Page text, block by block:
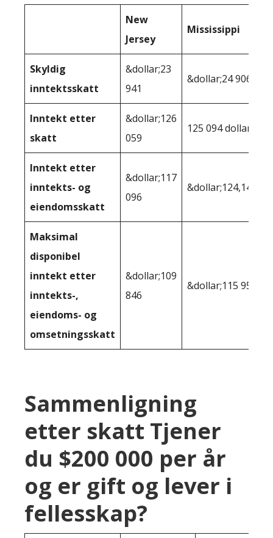
New
Jersey
Mississippi
Skyldig
inntektsskatt
&dollar;23
941
&dollar;24 906
Inntekt etter
skatt
&dollar;126
059
125 094 dollar
Inntekt etter
inntekts- og
eiendomsskatt
&dollar;117
096
&dollar;124,148
Maksimal
disponibel
inntekt etter
inntekts-,
eiendoms- og
omsetningsskatt
&dollar;109
846
&dollar;115 950
Sammenligning
etter skatt Tjener
du $200 000 per år
og er gift og lever i
fellesskap?